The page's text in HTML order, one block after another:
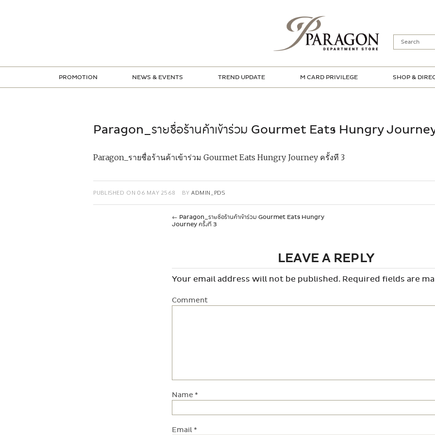
PROMOTION NEWS & EVENTS TREND UPDATE M CARD PRIVILEGE SHOP &
Paragon_รายชื่อร้านค้าเข้าร่วม Gourmet Eats Hungry
Paragon_รายชื่อร้านค้าเข้าร่วม Gourmet Eats Hungry Journey ครั้งที 3
PUBLISHED ON06 MAY 2568 BY ADMIN_PDS
P
s
a
v
← Paragon_รายชื่อร้านค้าเข้าร่วม Gourmet Eats Hungry
Journey ครั้งที 3
LEAVE A REPLY
Your email address will not be published.Required fields are
Comment
Name *
Email *